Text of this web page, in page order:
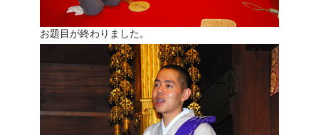
お題目が終わりました。